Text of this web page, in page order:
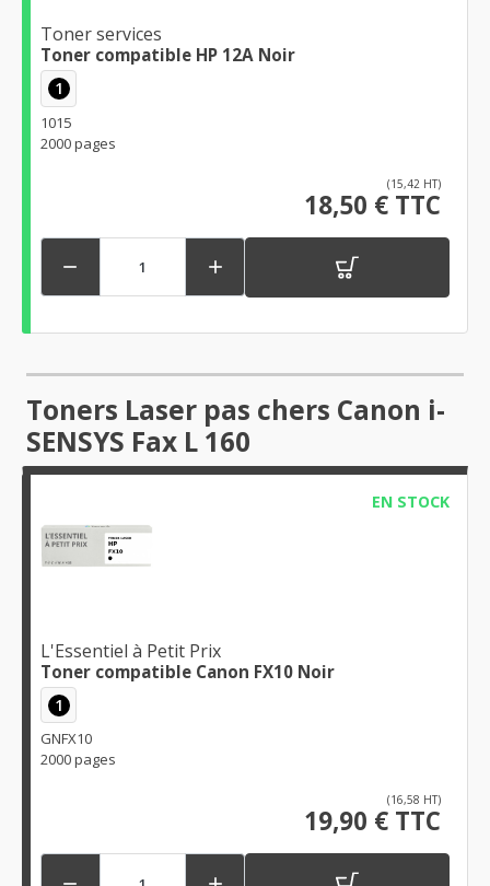
Toner services
Toner compatible HP 12A Noir
1
1015
2000 pages
(15,42 HT)
18,50 € TTC
 
Toners Laser pas chers Canon i-
SENSYS Fax L 160
EN STOCK
L'Essentiel à Petit Prix
Toner compatible Canon FX10 Noir
1
GNFX10
2000 pages
(16,58 HT)
19,90 € TTC